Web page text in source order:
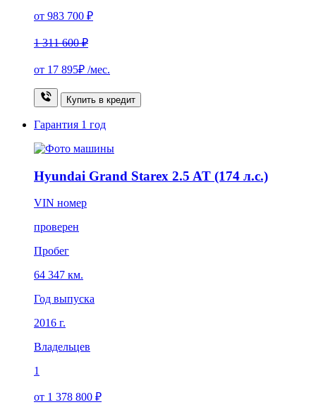
от 983 700 ₽
1 311 600 ₽
от 17 895₽ /мес.
Купить в кредит
Гарантия 1 год
Hyundai Grand Starex 2.5 AT (174 л.с.)
VIN номер
проверен
Пробег
64 347 км.
Год выпуска
2016 г.
Владельцев
1
от 1 378 800 ₽